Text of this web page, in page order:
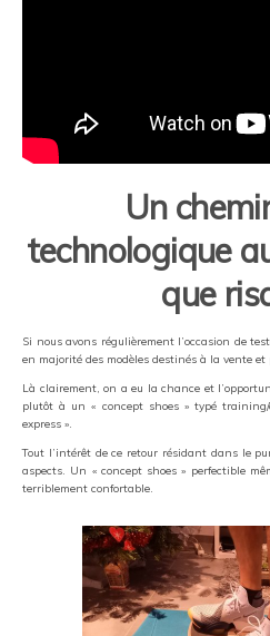
Un
technologique
que
Si nous avons régulièrement l’occasion de
en majorité des modèles destinés à la vente
Là clairement, on a eu la chance et
plutôt à un « concept shoes » typé
express ».
Tout l’intérêt de ce retour résidant dans le
aspects. Un « concept shoes » perfectible
terriblement confortable.